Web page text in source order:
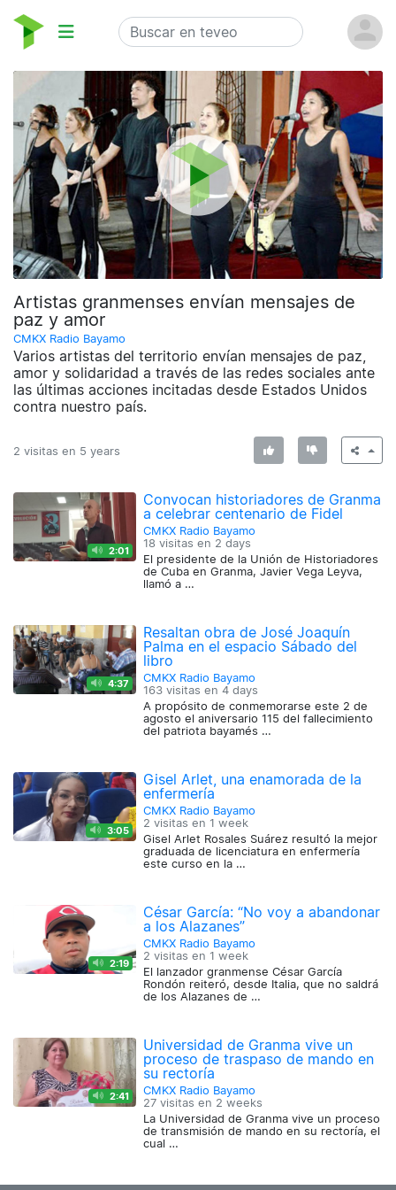
Artistas granmenses envían mensajes de
paz y amor
CMKX Radio Bayamo
Varios artistas del territorio envían mensajes de paz,
amor y solidaridad a través de las redes sociales ante
las últimas acciones incitadas desde Estados Unidos
contra nuestro país.
2 visitas en 5 years
2:01
Convocan historiadores de Granma
a celebrar centenario de Fidel
CMKX Radio Bayamo
18 visitas en 2 days
El presidente de la Unión de Historiadores
de Cuba en Granma, Javier Vega Leyva,
llamó a …
4:37
Resaltan obra de José Joaquín
Palma en el espacio Sábado del
libro
CMKX Radio Bayamo
163 visitas en4 days
A propósito de conmemorarse este 2 de
agosto el aniversario 115 del fallecimiento
del patriota bayamés …
3:05
Gisel Arlet, una enamorada de la
enfermería
CMKX Radio Bayamo
2 visitas en 1 week
Gisel Arlet Rosales Suárez resultó la mejor
graduada de licenciatura en enfermería
este curso en la …
2:19
César García: “No voy a abandonar
a los Alazanes”
CMKX Radio Bayamo
2 visitas en 1 week
El lanzador granmense César García
Rondón reiteró, desde Italia, que no saldrá
de los Alazanes de …
2:41
Universidad de Granma vive un
proceso de traspaso de mando en
su rectoría
CMKX Radio Bayamo
27 visitas en 2 weeks
La Universidad de Granma vive un proceso
de transmisión de mando en su rectoría, el
cual …